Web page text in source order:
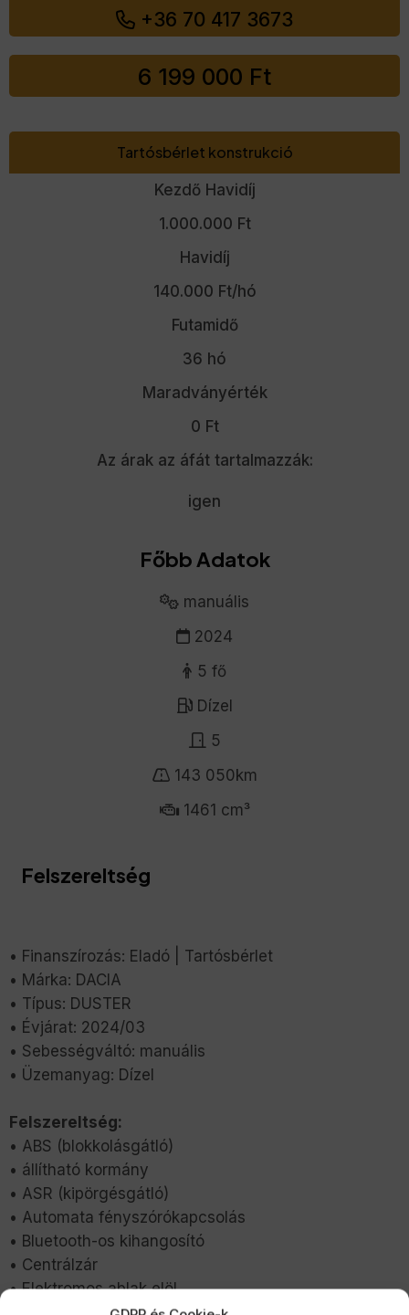
+36 70 417 3673
6 199 000 Ft
Tartósbérlet konstrukció
Kezdő Havidíj
1.000.000 Ft
Havidíj
140.000 Ft/hó
Futamidő
36 hó
Maradványérték
0 Ft
Az árak az áfát tartalmazzák:
igen
Főbb Adatok
manuális
2024
5 fő
Dízel
5
143 050km
1461 cm³
Felszereltség
• Finanszírozás: Eladó | Tartósbérlet
• Márka: DACIA
• Típus: DUSTER
• Évjárat: 2024/03
• Sebességváltó: manuális
• Üzemanyag: Dízel
Felszereltség:
• ABS (blokkolásgátló)
• állítható kormány
• ASR (kipörgésgátló)
• Automata fényszórókapcsolás
• Bluetooth-os kihangosító
• Centrálzár
• Elektromos ablak elöl